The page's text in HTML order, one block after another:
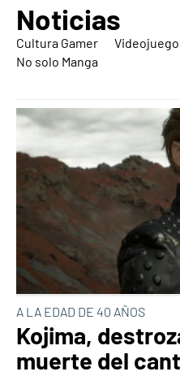
Noticias
Cultura Gamer
No solo Manga
A LA EDAD DE 40 AÑOS
Kojima,
muerte del